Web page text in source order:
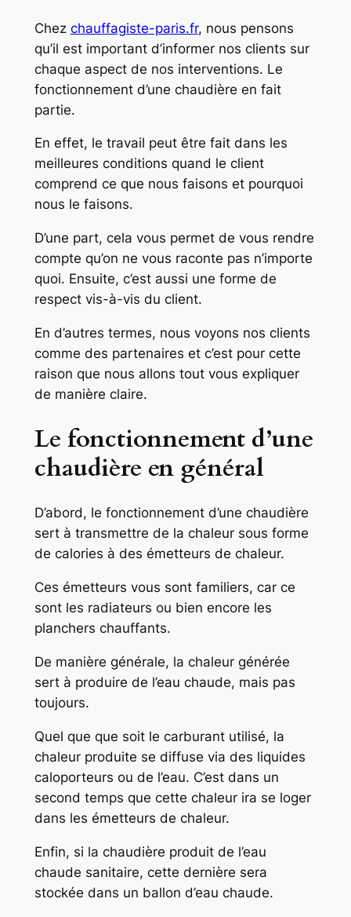
Chez chauffagiste-paris.fr, nous pensons
qu’il est important d’informer nos clients sur
chaque aspect de nos interventions. Le
fonctionnement d’une chaudière en fait
partie.
En effet, le travail peut être fait dans les
meilleures conditions quand le client
comprend ce que nous faisons et pourquoi
nous le faisons.
D’une part, cela vous permet de vous rendre
compte qu’on ne vous raconte pas n’importe
quoi. Ensuite, c’est aussi une forme de
respect vis-à-vis du client.
En d’autres termes, nous voyons nos clients
comme des partenaires et c’est pour cette
raison que nous allons tout vous expliquer
de manière claire.
Le fonctionnement d’une
chaudière en général
D’abord, le fonctionnement d’une chaudière
sert à transmettre de la chaleur sous forme
de calories à des émetteurs de chaleur.
Ces émetteurs vous sont familiers, car ce
sont les radiateurs ou bien encore les
planchers chauffants.
De manière générale, la chaleur générée
sert à produire de l’eau chaude, mais pas
toujours.
Quel que que soit le carburant utilisé, la
chaleur produite se diffuse via des liquides
caloporteurs ou de l’eau. C’est dans un
second temps que cette chaleur ira se loger
dans les émetteurs de chaleur.
Enfin, si la chaudière produit de l’eau
chaude sanitaire, cette dernière sera
stockée dans un ballon d’eau chaude.